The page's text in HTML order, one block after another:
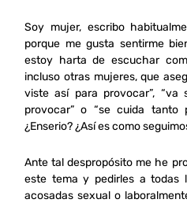
Soy mujer, escribo
porque me gusta sentirme
estoy harta de escuchar
incluso otras mujeres, que
viste así para provocar”, “va
provocar” o “se cuida tanto
¿Enserio? ¿Así es como
Ante tal despropósito me he
este tema y pedirles a todas
acosadas sexual o